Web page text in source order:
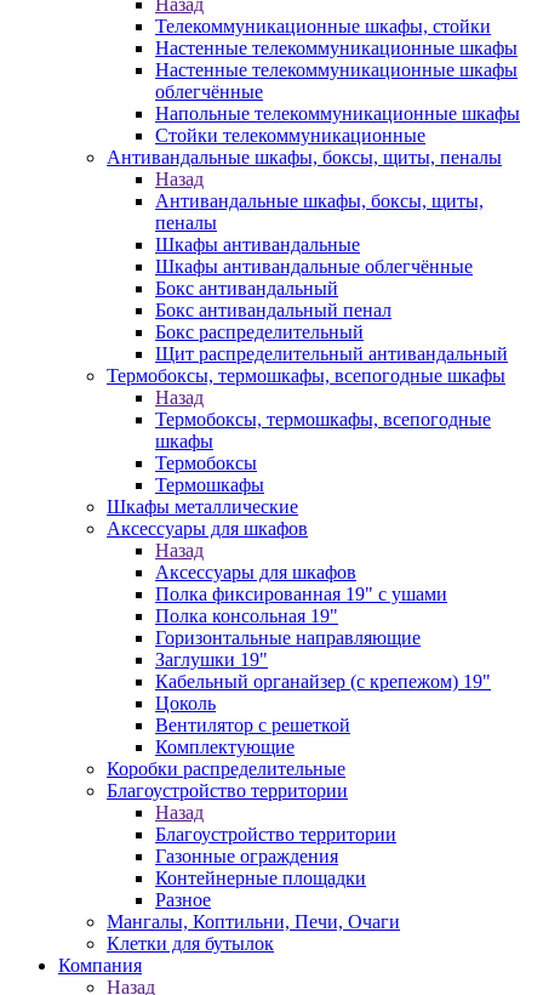
Назад
Телекоммуникационные шкафы, стойки
Настенные телекоммуникационные шкафы
Настенные телекоммуникационные шкафы
облегчённые
Напольные телекоммуникационные шкафы
Стойки телекоммуникационные
Антивандальные шкафы, боксы, щиты, пеналы
Назад
Антивандальные шкафы, боксы, щиты,
пеналы
Шкафы антивандальные
Шкафы антивандальные облегчённые
Бокс антивандальный
Бокс антивандальный пенал
Бокс распределительный
Щит распределительный антивандальный
Термобоксы, термошкафы, всепогодные шкафы
Назад
Термобоксы, термошкафы, всепогодные
шкафы
Термобоксы
Термошкафы
Шкафы металлические
Аксессуары для шкафов
Назад
Аксессуары для шкафов
Полка фиксированная 19" с ушами
Полка консольная 19"
Горизонтальные направляющие
Заглушки 19"
Кабельный органайзер (с крепежом) 19"
Цоколь
Вентилятор с решеткой
Комплектующие
Коробки распределительные
Благоустройство территории
Назад
Благоустройство территории
Газонные ограждения
Контейнерные площадки
Разное
Мангалы, Коптильни, Печи, Очаги
Клетки для бутылок
Компания
Назад